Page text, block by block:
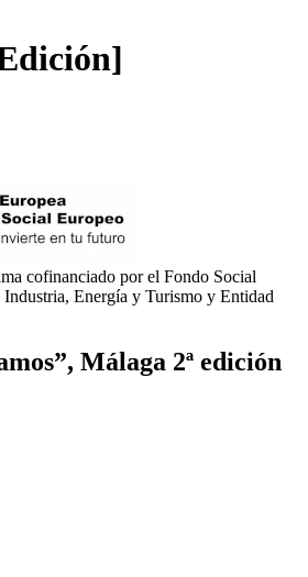
cofinanciado por el Fondo Social
Energía y Turismo y Entidad
Málaga 2ª edición